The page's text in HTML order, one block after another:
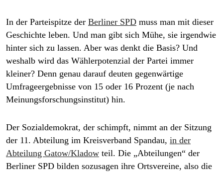
In der Parteispitze der Berliner SPD muss man mit dieser
Geschichte leben. Und man gibt sich Mühe, sie irgendwie
hinter sich zu lassen. Aber was denkt die Basis? Und
weshalb wird das Wählerpotenzial der Partei immer
kleiner? Denn genau darauf deuten gegenwärtige
Umfrageergebnisse von 15 oder 16 Prozent (je nach
Meinungsforschungsinstitut) hin.
Der Sozialdemokrat, der schimpft, nimmt an der Sitzung
der 11. Abteilung im Kreisverband Spandau, in der
Abteilung Gatow/Kladow teil. Die „Abteilungen“ der
Berliner SPD bilden sozusagen ihre Ortsvereine, also die